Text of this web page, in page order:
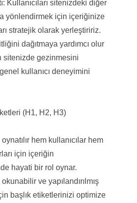
Kullanıcıları sitenizdeki diğer
yönlendirmek için içeriğinize
stratejik olarak yerleştiririz.
dağıtmaya yardımcı olur
sitenizde gezinmesini
kullanıcı deneyimini
(H1, H2, H3)
hem kullanıcılar hem
için içeriğin
hayati bir rol oynar.
ve yapılandırılmış
başlık etiketlerinizi optimize